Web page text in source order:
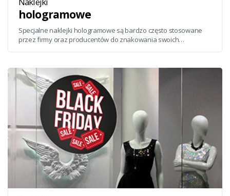
hologramowe
Specjalne naklejki hologramowe są bardzo często stosowane
przez firmy oraz producentów do znakowania swoich